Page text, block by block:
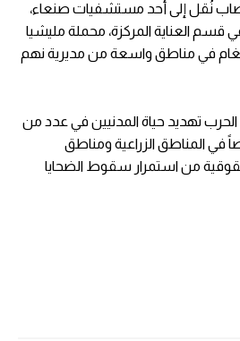
نُقل إلى أحد مستشفيات صنعاء،
قسم العناية المركزة، محملة مليشيا
في مناطق واسعة من مديرية نهم
تهديد حياة المدنيين في عدد من
في المناطق الزراعية ومناطق
من استمرار سقوط الضحايا